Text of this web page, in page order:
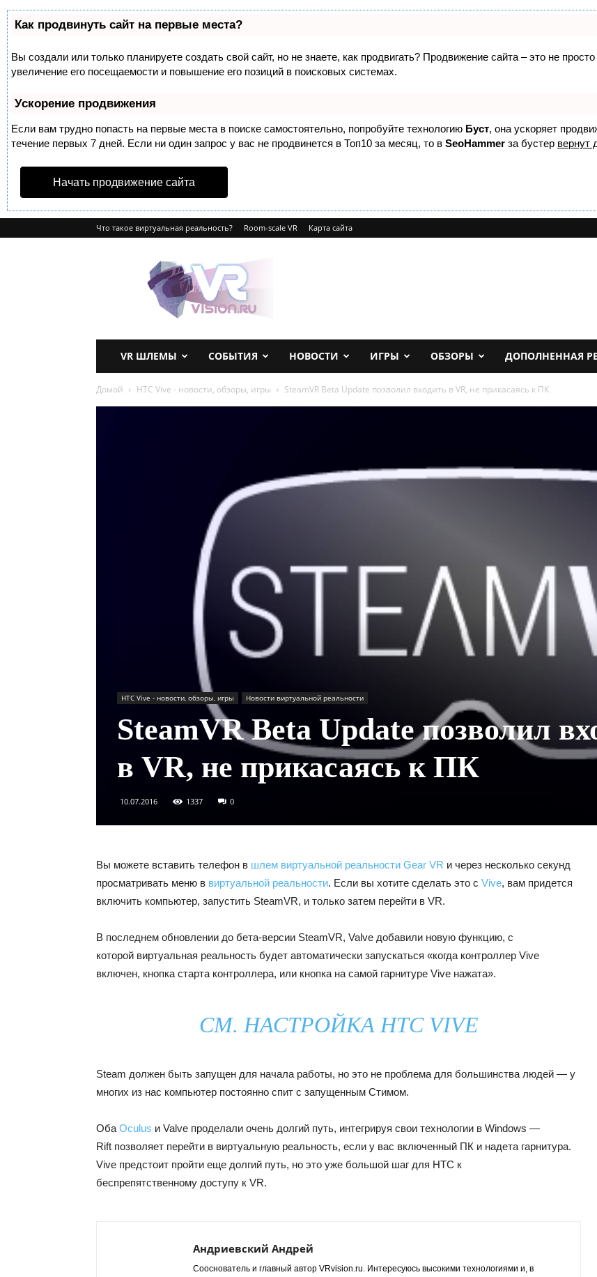
Как продвинуть сайт на первые места?
Вы создали или только планируете создать свой сайт, но не знаете, как продвигать? Продвижение сайта – это не
увеличение его посещаемости и повышение его позиций в поисковых системах.
Ускорение продвижения
Если вам трудно попасть на первые места в поиске самостоятельно, попробуйте технологию Буст, она ускоряет
течение первых 7 дней. Если ни один запрос у вас не продвинется в Топ10 за месяц, то в SeoHammer за бустер вернут
Начать продвижение сайта
Что такое виртуальная реальность? Room-scale VR Карта сайта
VRvision.ru
VR ШЛЕМЫ СОБЫТИЯ НОВОСТИ ИГРЫ ОБЗОРЫ ДОПОЛНЕННАЯ
Домой HTC Vive - новости, обзоры, игры SteamVR Beta Update позволил входить в VR, не прикасаясь к ПК
HTC Vive - новости, обзоры, игры Новости виртуальной реальности
SteamVR Beta Update позволил
в VR, не прикасаясь к ПК
10.07.2016 1337 0
Вы можете вставить телефон в шлем виртуальной реальности Gear VR и через несколько секунд
просматривать меню в виртуальной реальности. Если вы хотите сделать это с Vive, вам придется
включить компьютер, запустить SteamVR, и только затем перейти в VR.
В последнем обновлении до бета-версии SteamVR, Valve добавили новую функцию, с
которой виртуальная реальность будет автоматически запускаться «когда контроллер Vive
включен, кнопка старта контроллера, или кнопка на самой гарнитуре Vive нажата».
СМ. НАСТРОЙКА HTC VIVE
Steam должен быть запущен для начала работы, но это не проблема для большинства людей — у
многих из нас компьютер постоянно спит с запущенным Стимом.
Оба Oculus и Valve проделали очень долгий путь, интегрируя свои технологии в Windows —
Rift позволяет перейти в виртуальную реальность, если у вас включенный ПК и надета гарнитура.
Vive предстоит пройти еще долгий путь, но это уже большой шаг для HTC к
беспрепятственному доступу к VR.
Андриевский Андрей
Сооснователь и главный автор VRvision.ru. Интересуюсь высокими технологиями и, в